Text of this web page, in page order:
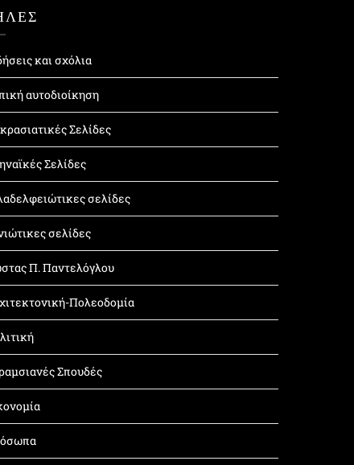
και σχόλια
αυτοδιοίκηση
Σελίδες
Σελίδες
σελίδες
σελίδες
Π. Παντελόγλου
Πολεοδομία
Σπουδές